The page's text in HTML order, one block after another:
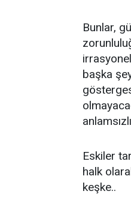
Bunlar,
başka
Eskiler
halk
keşke..